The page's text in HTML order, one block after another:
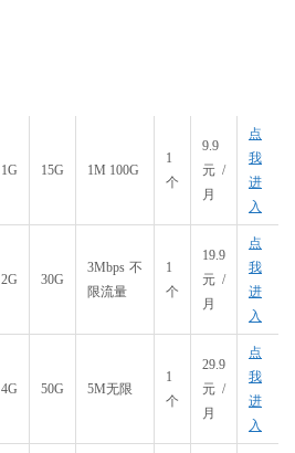
1G 15G 1M 100G
1
个
9.9
元/
月
点
我
进
入
2G 30G
3Mbps 不
限流量
1
个
19.9
元/
月
点
我
进
入
4G 50G 5M无限
1
个
29.9
元/
月
点
我
进
入